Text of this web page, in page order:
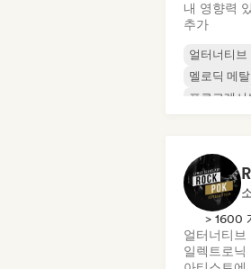
내 영향력
추가
얼터너티브
멜로딕 메탈
프로그레시
> 1600
얼터너티브
일렉트로닉